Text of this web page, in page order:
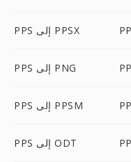
PPS إلى PPSX
PPS إلى PNG
PPS إلى PPSM
PPS إلى ODT